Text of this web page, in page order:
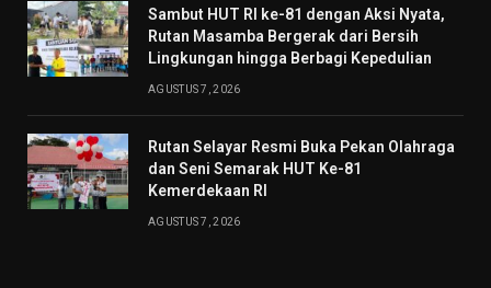
Sambut HUT RI ke-81 dengan Aksi Nyata,
Rutan Masamba Bergerak dari Bersih
Lingkungan hingga Berbagi Kepedulian
AGUSTUS 7, 2026
Rutan Selayar Resmi Buka Pekan Olahraga
dan Seni Semarak HUT Ke-81
Kemerdekaan RI
AGUSTUS 7, 2026